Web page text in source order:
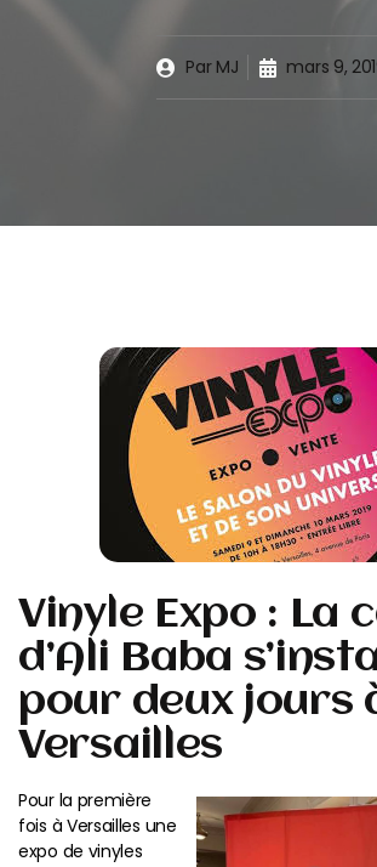
ParMJ mars 9,
Vinyle Expo : La
d’Ali Baba
pour deux jours
Versailles
Pour la première
fois à Versailles une
expo de vinyles